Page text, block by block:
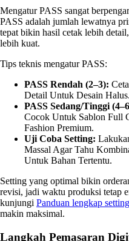
Mengatur PASS sangat
PASS adalah jumlah lewatnya
tepat bikin hasil cetak lebih
lebih kuat.
Tips teknis mengatur PASS:
PASS Rendah (2–3):
Detail Untuk Desain Halus.
PASS Sedang/tinggi
Cocok Untuk Sablon Full
Fashion Premium.
Uji Coba Setting:
Massal Agar Tahu
Untuk Bahan Tertentu.
Setting yang optimal bikin
revisi, jadi waktu produksi tetap
kunjungi Panduan lengkap
makin maksimal.
Langkah Pemasaran